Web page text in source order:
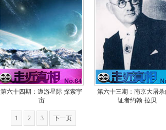
《
全
《
全
《
全
第六十四期：遨游星际 探索宇
宙
第六十三期：南京大屠杀
证者约翰·拉贝
1 2 3 下一页